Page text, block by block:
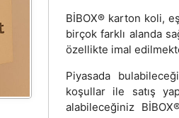
BİBOX® karton koli,
birçok farklı alanda
özellikte imal
Piyasada
koşullar ile satış
alabileceğiniz